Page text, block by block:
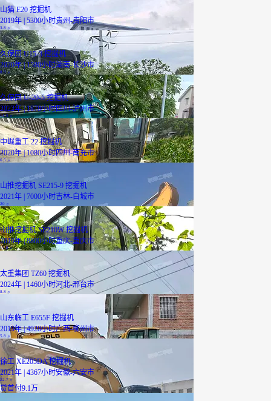
山猫 E20 挖掘机
2019年 | 5300小时贵州-贵阳市
3.8 万
久保田 U15-3 挖掘机
2020年 | 1580小时湖南-长沙市
8.8万
久保田 U-20-5 挖掘机
2022年 | 1878小时四川-泸州市
11.5万
已降3000元
中崛重工 22 挖掘机
2020年 | 1080小时四川-南充市
6.5 万
山推挖掘机 SE215-9 挖掘机
2021年 | 7000小时吉林-白城市
20 万
山推挖掘机 SE210W 挖掘机
2019年 | 8800小时重庆-重庆市
12.8万
太重集团 TZ60 挖掘机
2024年 | 1460小时河北-邢台市
8.8 万
山东临工 E655F 挖掘机
2019年 | 4928小时广西-柳州市
5.8
徐工 XE205DA 挖掘机
2021年 | 4367小时安徽-六安市
22.7 万
贷首付9.1万